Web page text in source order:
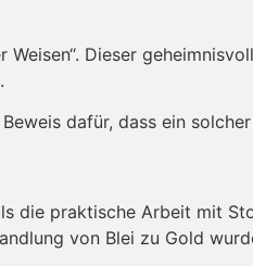
Weisen“. Dieser
dafür, dass ein
die praktische Arbeit mit
von Blei zu Gold